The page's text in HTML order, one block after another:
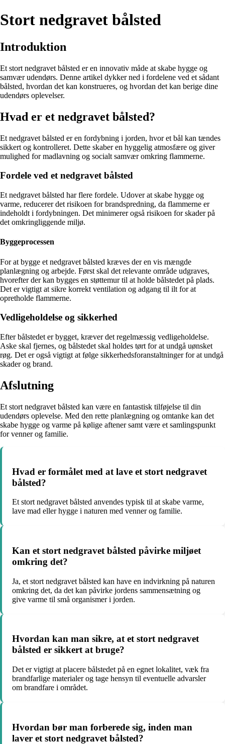
Stort nedgravet bålsted
Introduktion
Et stort nedgravet bålsted er en innovativ måde at skabe hygge og
samvær udendørs. Denne artikel dykker ned i fordelene ved et sådant
bålsted, hvordan det kan konstrueres, og hvordan det kan berige dine
udendørs oplevelser.
Hvad er et nedgravet bålsted?
Et nedgravet bålsted er en fordybning i jorden, hvor et bål kan tændes
sikkert og kontrolleret. Dette skaber en hyggelig atmosfære og giver
mulighed for madlavning og socialt samvær omkring flammerne.
Fordele ved et nedgravet bålsted
Et nedgravet bålsted har flere fordele. Udover at skabe hygge og
varme, reducerer det risikoen for brandspredning, da flammerne er
indeholdt i fordybningen. Det minimerer også risikoen for skader på
det omkringliggende miljø.
Byggeprocessen
For at bygge et nedgravet bålsted kræves der en vis mængde
planlægning og arbejde. Først skal det relevante område udgraves,
hvorefter der kan bygges en støttemur til at holde bålstedet på plads.
Det er vigtigt at sikre korrekt ventilation og adgang til ilt for at
opretholde flammerne.
Vedligeholdelse og sikkerhed
Efter bålstedet er bygget, kræver det regelmæssig vedligeholdelse.
Aske skal fjernes, og bålstedet skal holdes tørt for at undgå uønsket
røg. Det er også vigtigt at følge sikkerhedsforanstaltninger for at undgå
skader og brand.
Afslutning
Et stort nedgravet bålsted kan være en fantastisk tilføjelse til din
udendørs oplevelse. Med den rette planlægning og omtanke kan det
skabe hygge og varme på kølige aftener samt være et samlingspunkt
for venner og familie.
Hvad er formålet med at lave et stort nedgravet
bålsted?
Et stort nedgravet bålsted anvendes typisk til at skabe varme,
lave mad eller hygge i naturen med venner og familie.
Kan et stort nedgravet bålsted påvirke miljøet
omkring det?
Ja, et stort nedgravet bålsted kan have en indvirkning på naturen
omkring det, da det kan påvirke jordens sammensætning og
give varme til små organismer i jorden.
Hvordan kan man sikre, at et stort nedgravet
bålsted er sikkert at bruge?
Det er vigtigt at placere bålstedet på en egnet lokalitet, væk fra
brandfarlige materialer og tage hensyn til eventuelle advarsler
om brandfare i området.
Hvordan bør man forberede sig, inden man
laver et stort nedgravet bålsted?